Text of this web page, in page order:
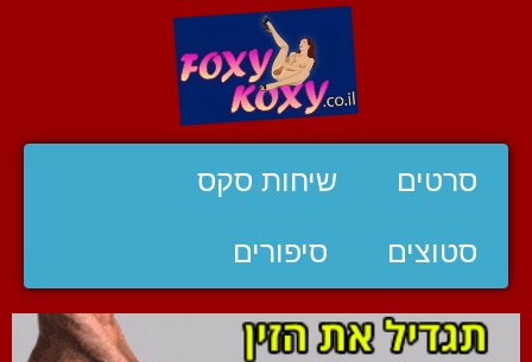
סרטים שיחות סקס
סטוצים סיפורים